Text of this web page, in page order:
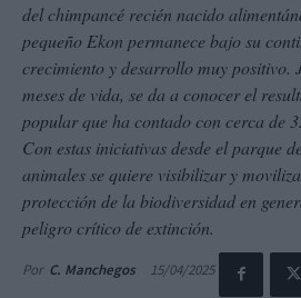
del chimpancé recién nacido
pequeño Ekon permanece bajo su
crecimiento y desarrollo muy positivo.
meses de vida, se da a conocer el
popular que ha contado con cerca de
Con estas iniciativas desde el parque
animales se quiere visibilizar y
protección de la biodiversidad en
peligro crítico de extinción.
Por C. Manchegos 15/04/2025